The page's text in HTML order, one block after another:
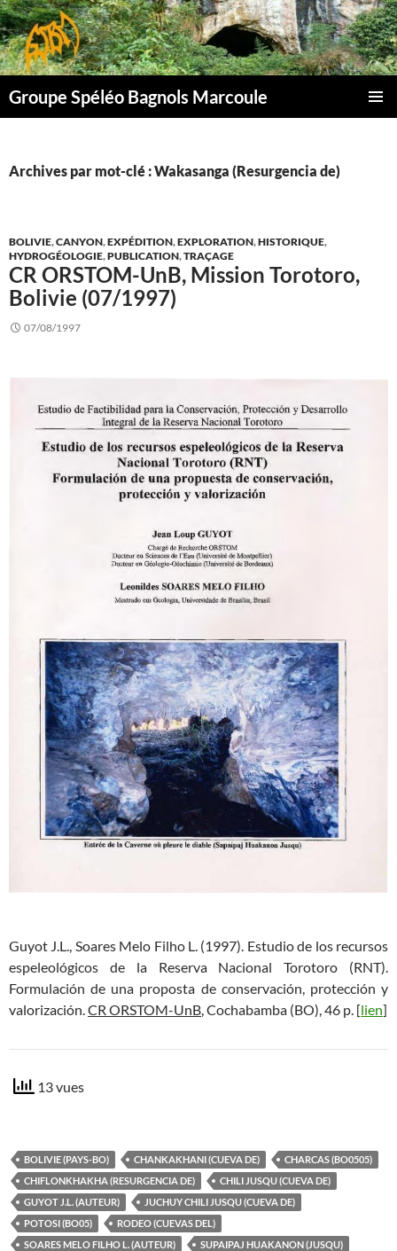
Aller
au
contenu
Groupe Spéléo Bagnols Marcoule
Archives par mot-clé : Wakasanga (Resurgencia de)
BOLIVIE,CANYON,EXPÉDITION,EXPLORATION,HISTORIQUE,
HYDROGÉOLOGIE,PUBLICATION,TRAÇAGE
CR ORSTOM-UnB, Mission Torotoro,
Bolivie (07/1997)
07/08/1997
Guyot J.L., Soares Melo Filho L. (1997). Estudio de los recursos
espeleológicos de la Reserva Nacional Torotoro (RNT).
Formulación de una proposta de conservación, protección y
valorización. CR ORSTOM-UnB , Cochabamba (BO), 46 p. [lien]
13 vues
BOLIVIE (PAYS-BO) CHANKAKHANI (CUEVA DE)
CHARCAS (BO0505)
CHIFLONKHAKHA (RESURGENCIA DE)
CHILI JUSQU (CUEVA DE)
GUYOT J.L. (AUTEUR)
JUCHUY CHILI JUSQU (CUEVA DE)
POTOSI (BO05)
RODEO (CUEVAS DEL)
SOARES MELO FILHO L. (AUTEUR)
SUPAIPAJ HUAKANON (JUSQU)